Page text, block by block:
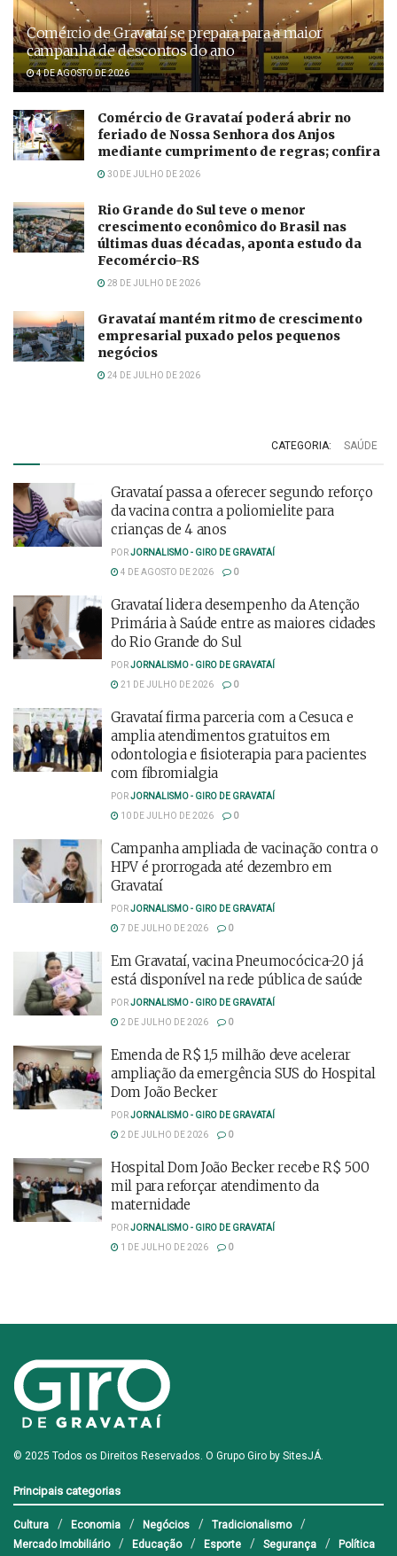
Comércio de Gravataí se prepara para a maior
campanha de descontos do ano
4 DE AGOSTO DE 2026
Comércio de Gravataí poderá abrir no
feriado de Nossa Senhora dos Anjos
mediante cumprimento de regras; confira
30 DE JULHO DE 2026
Rio Grande do Sul teve o menor
crescimento econômico do Brasil nas
últimas duas décadas, aponta estudo da
Fecomércio-RS
28 DE JULHO DE 2026
Gravataí mantém ritmo de crescimento
empresarial puxado pelos pequenos
negócios
24 DE JULHO DE 2026
CATEGORIA: SAÚDE
Gravataí passa a oferecer segundo reforço
da vacina contra a poliomielite para
crianças de 4 anos
PORJORNALISMO - GIRO DE GRAVATAÍ
4 DE AGOSTO DE 2026
0
Gravataí lidera desempenho da Atenção
Primária à Saúde entre as maiores cidades
do Rio Grande do Sul
PORJORNALISMO - GIRO DE GRAVATAÍ
21 DE JULHO DE 2026
0
Gravataí firma parceria com a Cesuca e
amplia atendimentos gratuitos em
odontologia e fisioterapia para pacientes
com fibromialgia
PORJORNALISMO - GIRO DE GRAVATAÍ
10 DE JULHO DE 2026
0
Campanha ampliada de vacinação contra o
HPV é prorrogada até dezembro em
Gravataí
PORJORNALISMO - GIRO DE GRAVATAÍ
7 DE JULHO DE 2026
0
Em Gravataí, vacina Pneumocócica-20 já
está disponível na rede pública de saúde
PORJORNALISMO - GIRO DE GRAVATAÍ
2 DE JULHO DE 2026
0
Emenda de R$ 1,5 milhão deve acelerar
ampliação da emergência SUS do Hospital
Dom João Becker
PORJORNALISMO - GIRO DE GRAVATAÍ
2 DE JULHO DE 2026
0
Hospital Dom João Becker recebe R$ 500
mil para reforçar atendimento da
maternidade
PORJORNALISMO - GIRO DE GRAVATAÍ
1 DE JULHO DE 2026
0
© 2025 Todos os Direitos Reservados. O Grupo Giro by SitesJÁ.
Principais categorias
Cultura Economia Negócios
Tradicionalismo
Mercado Imobiliário
Educação Esporte Segurança Política